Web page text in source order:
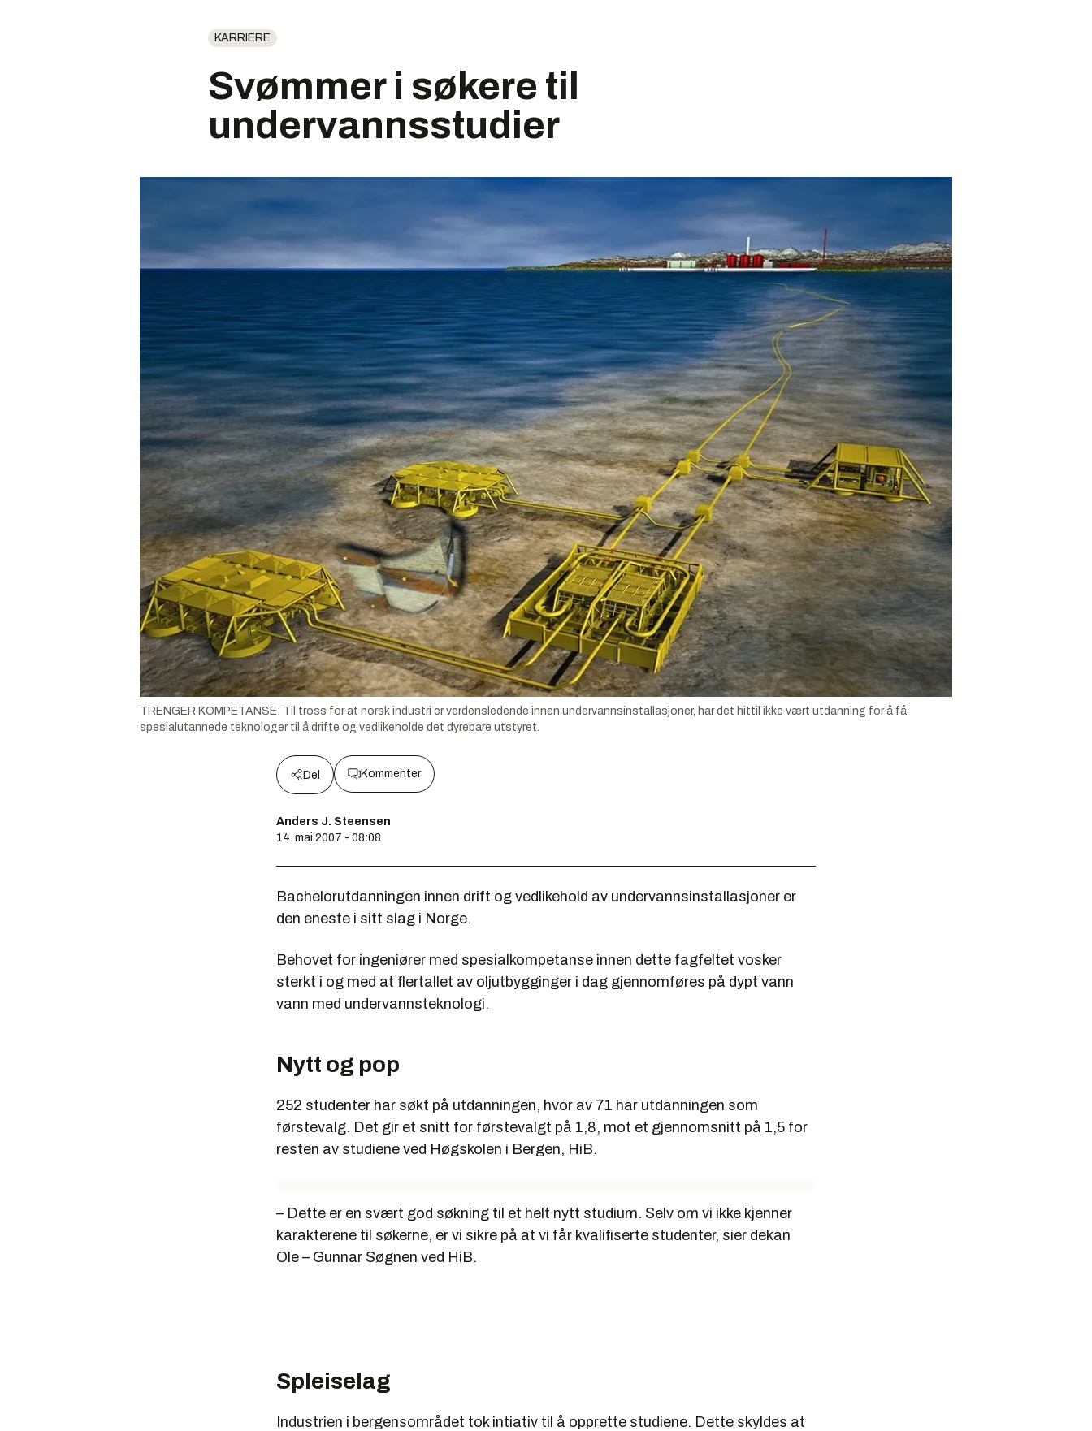
KARRIERE
Svømmer i søkere til
undervannsstudier
TRENGER KOMPETANSE: Til tross for at norsk industri er verdensledende innen undervannsinstallasjoner, har det hittil ikke vært utdanning for å få
spesialutannede teknologer til å drifte og vedlikeholde det dyrebare utstyret.
Del Kommenter
Anders J. Steensen
14. mai 2007 - 08:08
Bachelorutdanningen innen drift og vedlikehold av undervannsinstallasjoner er
den eneste i sitt slag i Norge.
Behovet for ingeniører med spesialkompetanse innen dette fagfeltet vosker
sterkt i og med at flertallet av oljutbygginger i dag gjennomføres på dypt vann
vann med undervannsteknologi.
Nytt og pop
252 studenter har søkt på utdanningen, hvor av 71 har utdanningen som
førstevalg. Det gir et snitt for førstevalgt på 1,8, mot et gjennomsnitt på 1,5 for
resten av studiene ved Høgskolen i Bergen, HiB.
– Dette er en svært god søkning til et helt nytt studium. Selv om vi ikke kjenner
karakterene til søkerne, er vi sikre på at vi får kvalifiserte studenter, sier dekan
Ole – Gunnar Søgnen ved HiB.
Spleiselag
Industrien i bergensområdet tok intiativ til å opprette studiene. Dette skyldes at